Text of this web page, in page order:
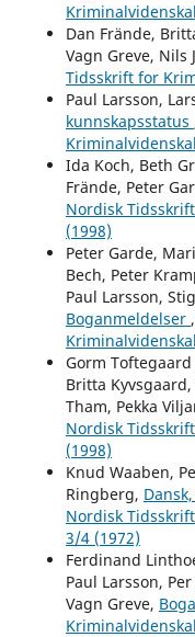
Dan Frände,
Vagn Greve, Nils
Tidsskrift for
Paul Larsson,
kunnskapsstatus
Ida Koch, Beth
Frände, Peter
Nordisk
(1998)
Peter Garde,
Bech, Peter
Paul Larsson,
Boganmeldelser ,
Gorm
Britta
Tham, Pekka
Nordisk
(1998)
Knud Waaben,
Ringberg,
Nordisk
3/4 (1972)
Ferdinand
Paul Larsson,
Vagn Greve,